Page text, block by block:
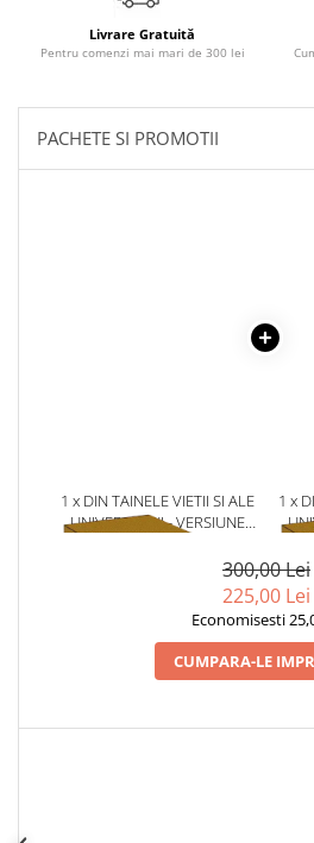
Livrare Gratuită
Pentru comenzi mai mari de 300 lei
PACHETE SI PROMOTII
1 x DIN TAINELE VIETII SI ALE
UNIVERSULUI - VERSIUNE
VOLUMELE I-III. CUTIE DE
COLECTIE -SCARLAT
1 x
300,00 Lei
225,00 Lei
Economisesti
CUMPARA-LE